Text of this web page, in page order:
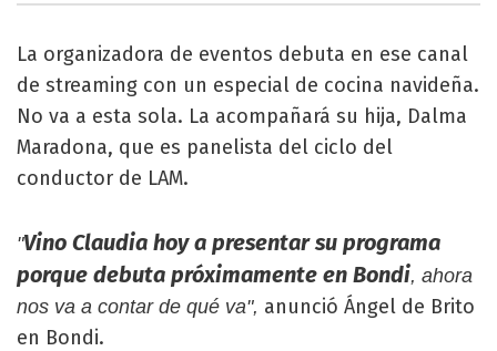
La organizadora de eventos debuta en ese canal
de streaming con un especial de cocina navideña.
No va a esta sola. La acompañará su hija, Dalma
Maradona, que es panelista del ciclo del
conductor de LAM.
"Vino Claudia hoy a presentar su programa
porque debuta próximamente en Bondi, ahora
nos va a contar de qué va", anunció Ángel de Brito
en Bondi.